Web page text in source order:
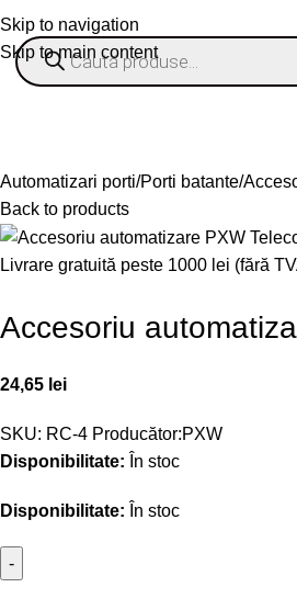
Skip to navigation
Skip to main content
Automatizari porti Porti batante
Back to products
Livrare gratuită peste 1000 lei (fără
Accesoriu
24,65 lei
SKU: RC-4 Producător:PXW
Disponibilitate: În stoc
Disponibilitate: În stoc